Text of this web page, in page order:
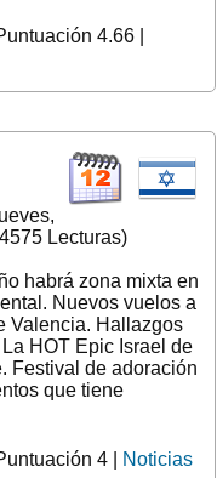
4.66 |
Lecturas)
habrá zona mixta en
Nuevos vuelos a
Valencia. Hallazgos
HOT Epic Israel de
Festival de adoración
que tiene
4 |
Noticias